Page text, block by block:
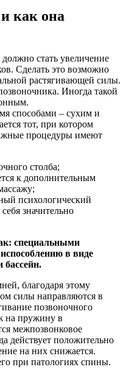
как она
стать увеличение
Сделать это возможно
растягивающей силы.
Иногда такой
способами – сухим и
тот, при котором
процедуры имеют
столба;
к дополнительным
психологический
значительно
специальными
в виде
бассейн.
благодаря этому
силы направляются в
позвоночного
на пружину в
межпозвонковое
действует положительно
на них снижается.
при патологиях спины.